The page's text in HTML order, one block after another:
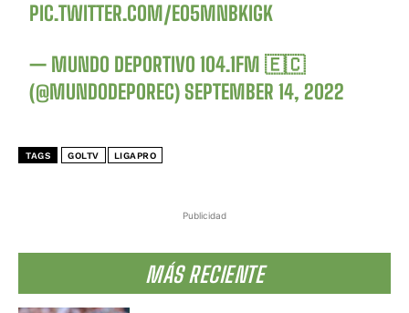
Publicidad
MÁS RECIENTE
PIC.TWITTER.COM/EO5MNBKIGK
— MUNDO DEPORTIVO 104.1FM 🇪🇨
(@MUNDODEPOREC)SEPTEMBER 14, 2022
TAGS GOLTV LIGAPRO